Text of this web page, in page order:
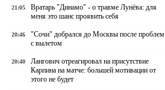
21:05
Вратарь "Динамо" - о травме Лунёва: для
меня это шанс проявить себя
20:46
"Сочи" добрался до Москвы после проблем
с вылетом
20:40
Лангович отреагировал на присутствие
Карпина на матче: большей мотивации от
этого не будет